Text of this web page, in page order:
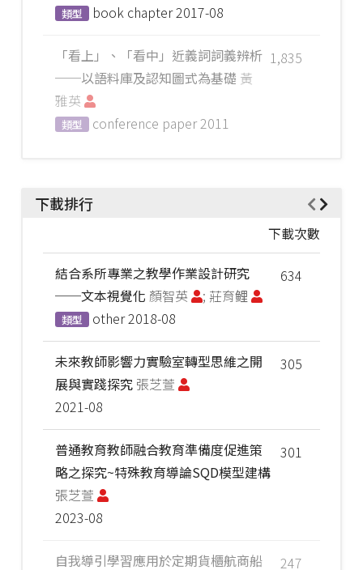
類型 book chapter2017-08
1,835
「看上」、「看中」近義詞詞義辨析
──以語料庫及認知圖式為基礎 黃
雅英
類型 conference paper2011
下載排行
下載次數
634
結合系所專業之教學作業設計研究
──文本視覺化 顏智英 ; 莊育鲤
類型 other2018-08
305
未來教師影響力實驗室轉型思維之開
展與實踐探究 張芝萱
2021-08
301
普通教育教師融合教育準備度促進策
略之探究~特殊教育導論SQD模型建構
張芝萱
2023-08
247
自我導引學習應用於定期貨櫃航商船